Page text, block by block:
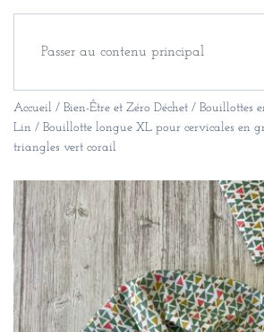
Passer au contenu principal
Accueil / Bien-Être et Zéro Déchet / Bouillottes
Lin / Bouillotte longue XL pour cervicales en
triangles vert corail